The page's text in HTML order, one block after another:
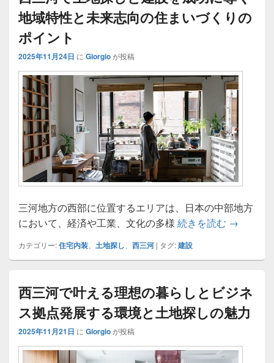
地域特性と未来志向の住まいづくりの
ポイント
2025年11月24日 に Giorgioが投稿
三河地方の西部に位置するエリアは、日本の中部地方
において、経済や工業、文化の多様 続きを読む 西三河で
→
カテゴリー:住宅内装、 土地探し、 西三河 | タグ:建設
西三河で叶える理想の暮らしとビジネ
ス拠点発展する環境と土地探しの魅力
2025年11月21日 に Giorgioが投稿